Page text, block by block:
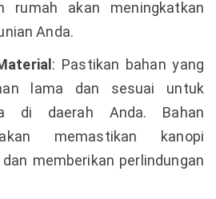
rumah akan meningkatkan
Anda.
: Pastikan bahan yang
lama dan sesuai untuk
di daerah Anda. Bahan
memastikan kanopi
memberikan perlindungan